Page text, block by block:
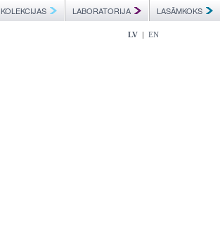
KOLEKCIJAS LABORATORIJA LASĀMKOKS
LV | EN